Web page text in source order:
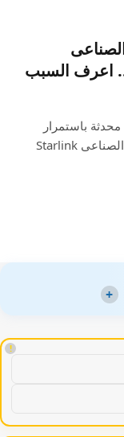
باستمرار
نترككم مع “سبيس إكس تجهض إطلاق القمر الصناعى Starlink
+
!